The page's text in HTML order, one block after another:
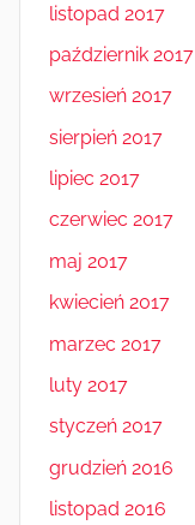
listopad 2017
październik 2017
wrzesień 2017
sierpień 2017
lipiec 2017
czerwiec 2017
maj 2017
kwiecień 2017
marzec 2017
luty 2017
styczeń 2017
grudzień 2016
listopad 2016